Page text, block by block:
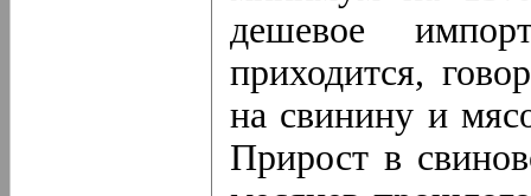
дешевое
приходится,
на свинину и
Прирост в